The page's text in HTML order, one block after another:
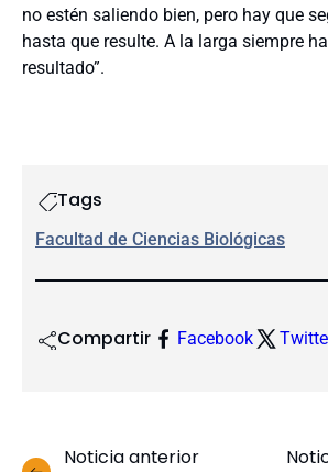
no estén saliendo bien, pero hay que
hasta que resulte. A la larga siempre
resultado”.
Tags
Facultad de Ciencias Biológicas
Compartir Facebook
Noticia anterior